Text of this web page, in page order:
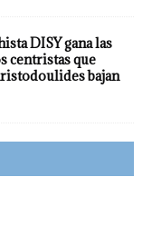
DISY gana las
centristas que
bajan